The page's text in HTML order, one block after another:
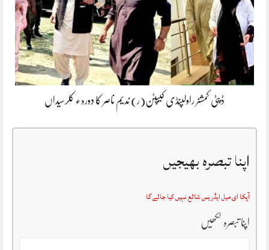
ڈپٹی کمشنر راولپنڈی کیپٹن(ر) ندیم ناصر کا دورہء کلرسیداں
اپنا تبصرہ بھیجیں
آپکا ای میل ایڈریس شائع نہیں کیا جائے گا
اپنا تبصرہ لکھیں